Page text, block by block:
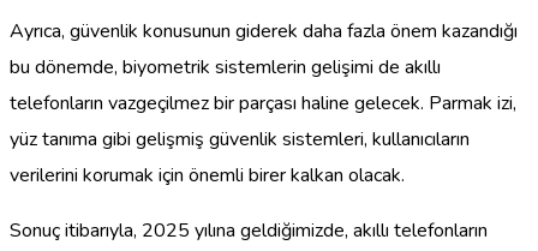
Ayrıca, güvenlik konusunun giderek daha fazla önem kazandığı
bu dönemde, biyometrik sistemlerin gelişimi de akıllı
telefonların vazgeçilmez bir parçası haline gelecek. Parmak izi,
yüz tanıma gibi gelişmiş güvenlik sistemleri, kullanıcıların
verilerini korumak için önemli birer kalkan olacak.
Sonuç itibarıyla, 2025 yılına geldiğimizde, akıllı telefonların